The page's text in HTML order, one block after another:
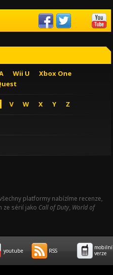
Wii U
Xbox One
V W X Y Z
platformy nabízíme recenze,
ze sérií jako Call of Duty, World of
youtube RSS
mobilní
verze